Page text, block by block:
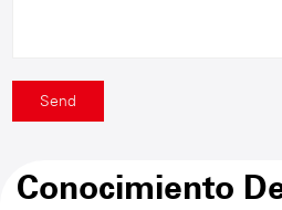
Conocimiento